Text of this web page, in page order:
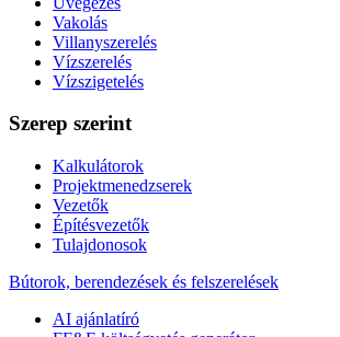
Vakolás
Villanyszerelés
Vízszerelés
Vízszigetelés
Szerep szerint
Kalkulátorok
Projektmenedzserek
Vezetők
Építésvezetők
Tulajdonosok
Bútorok, berendezések és felszerelések
AI ajánlatíró